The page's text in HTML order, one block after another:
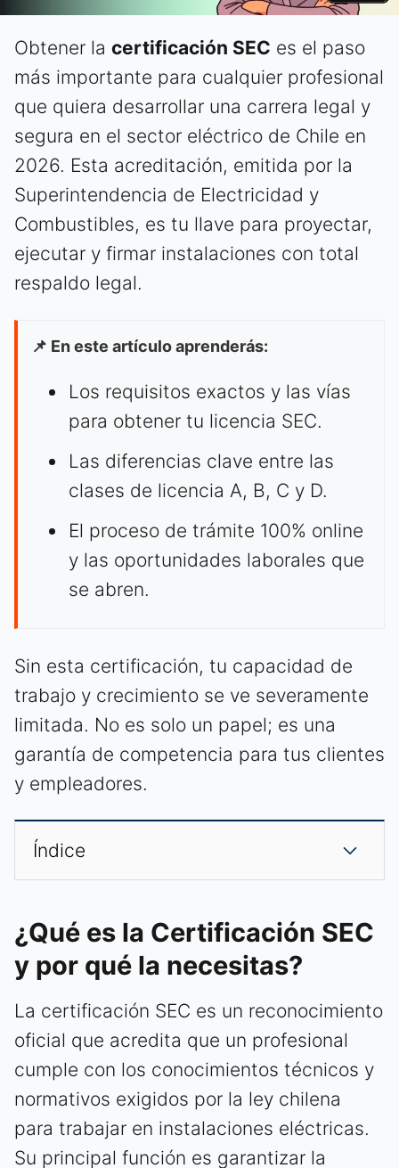
Obtener la certificación SEC es el paso
más importante para cualquier profesional
que quiera desarrollar una carrera legal y
segura en el sector eléctrico de Chile en
2026. Esta acreditación, emitida por la
Superintendencia de Electricidad y
Combustibles, es tu llave para proyectar,
ejecutar y firmar instalaciones con total
respaldo legal.
📌 En este artículo aprenderás:
Los requisitos exactos y las vías
para obtener tu licencia SEC.
Las diferencias clave entre las
clases de licencia A, B, C y D.
El proceso de trámite 100% online
y las oportunidades laborales que
se abren.
Sin esta certificación, tu capacidad de
trabajo y crecimiento se ve severamente
limitada. No es solo un papel; es una
garantía de competencia para tus clientes
y empleadores.
Índice
¿Qué es la Certificación SEC
y por qué la necesitas?
La certificación SEC es un reconocimiento
oficial que acredita que un profesional
cumple con los conocimientos técnicos y
normativos exigidos por la ley chilena
para trabajar en instalaciones eléctricas.
Su principal función es garantizar la